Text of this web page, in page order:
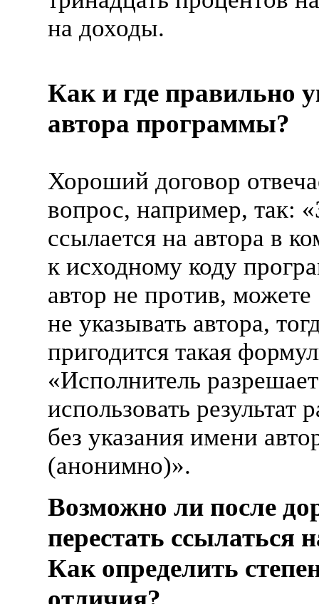
на доходы.
Как и где правильно
автора программы?
Хороший договор
вопрос, например, так:
ссылается на автора в
к исходному коду
автор не против, можете
не указывать автора,
пригодится такая
«Исполнитель
использовать результат
без указания имени
(анонимно)».
Возможно ли после
перестать ссылаться
Как определить